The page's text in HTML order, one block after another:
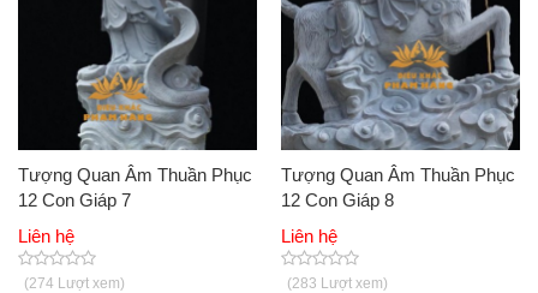
Tượng Quan Âm Thuần Phục
12 Con Giáp 7
Liên hệ
(274 Lượt xem)
Tượng Quan Âm Thuần Phục
12 Con Giáp 8
Liên hệ
(283 Lượt xem)